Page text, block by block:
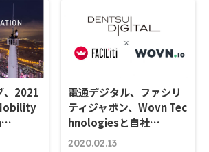
、2021
電通デジタル、ファシリ
ティジャポン、Wovn Tec
hnologiesと自社…
2020.02.13